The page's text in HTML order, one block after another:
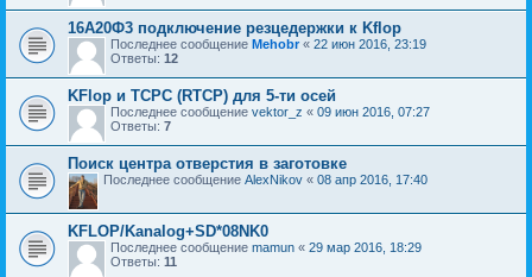
16А20Ф3 подключение резцедержки к Kflop
Последнее сообщение Mehobr « 22 июн 2016, 23:19
Ответы: 12
KFlop и TCPC (RTCP) для 5-ти осей
Последнее сообщение vektor_z « 09 июн 2016, 07:27
Ответы: 7
Поиск центра отверстия в заготовке
Последнее сообщение AlexNikov « 08 апр 2016, 17:40
KFLOP/Kanalog+SD*08NK0
Последнее сообщение mamun « 29 мар 2016, 18:29
Ответы: 11